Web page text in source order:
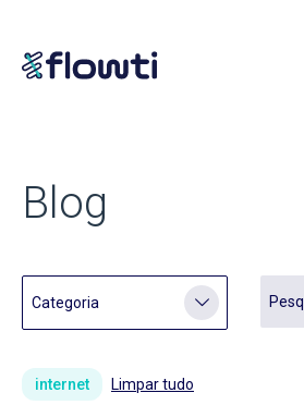
Blog
internet Limpar tudo